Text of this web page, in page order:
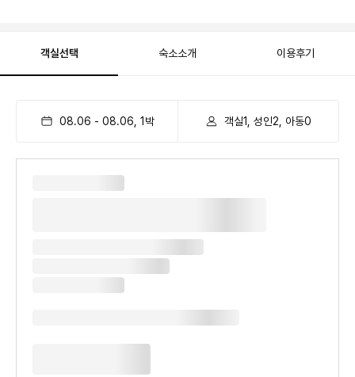
객실선택 숙소소개 이용후기
08.06 - 08.06 1 박 객실1, 성인2, 아동0